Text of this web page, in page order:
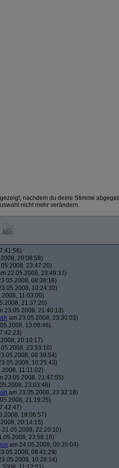
nachdem du deine Stimme
nicht mehr verändern.
20:08:58)
23:47:20)
22.05.2008, 23:49:37)
08:38:18)
10:24:30)
11:03:00)
21:37:20)
23.05.2008, 21:40:13)
am 23.05.2008, 23:30:03)
13:08:46)
20:10:17)
23:53:16)
08:39:54)
10:25:43)
11:11:02)
23.05.2008, 21:47:55)
23:03:46)
am 23.05.2008, 23:32:18)
21:19:25)
18:06:57)
20:14:15)
21.05.2008, 22:20:10)
23:58:16)
am 24.05.2008, 00:35:04)
08:41:29)
10:28:34)